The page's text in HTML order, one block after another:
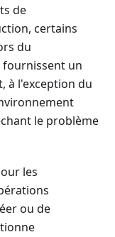
de
certains
du
fournissent un
à l'exception du
le problème
les
ou de